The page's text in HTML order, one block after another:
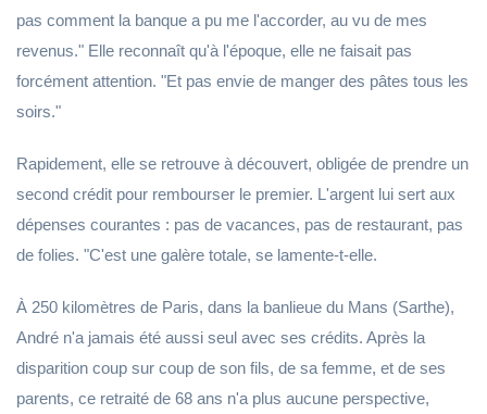
pas comment la banque a pu me l'accorder, au vu de mes
revenus." Elle reconnaît qu'à l'époque, elle ne faisait pas
forcément attention. "Et pas envie de manger des pâtes tous les
soirs."
Rapidement, elle se retrouve à découvert, obligée de prendre un
second crédit pour rembourser le premier. L'argent lui sert aux
dépenses courantes : pas de vacances, pas de restaurant, pas
de folies. "C'est une galère totale, se lamente-t-elle.
À 250 kilomètres de Paris, dans la banlieue du Mans (Sarthe),
André n'a jamais été aussi seul avec ses crédits. Après la
disparition coup sur coup de son fils, de sa femme, et de ses
parents, ce retraité de 68 ans n'a plus aucune perspective,